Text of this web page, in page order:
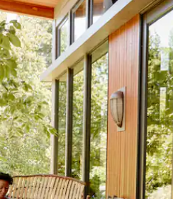
arriba y hacia abajo o explora con